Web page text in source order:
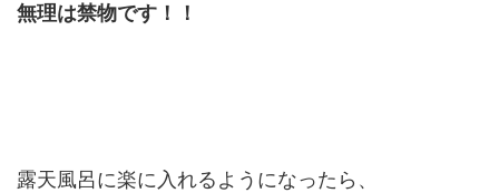
無理は禁物です！！
露天風呂に楽に入れるようになったら、